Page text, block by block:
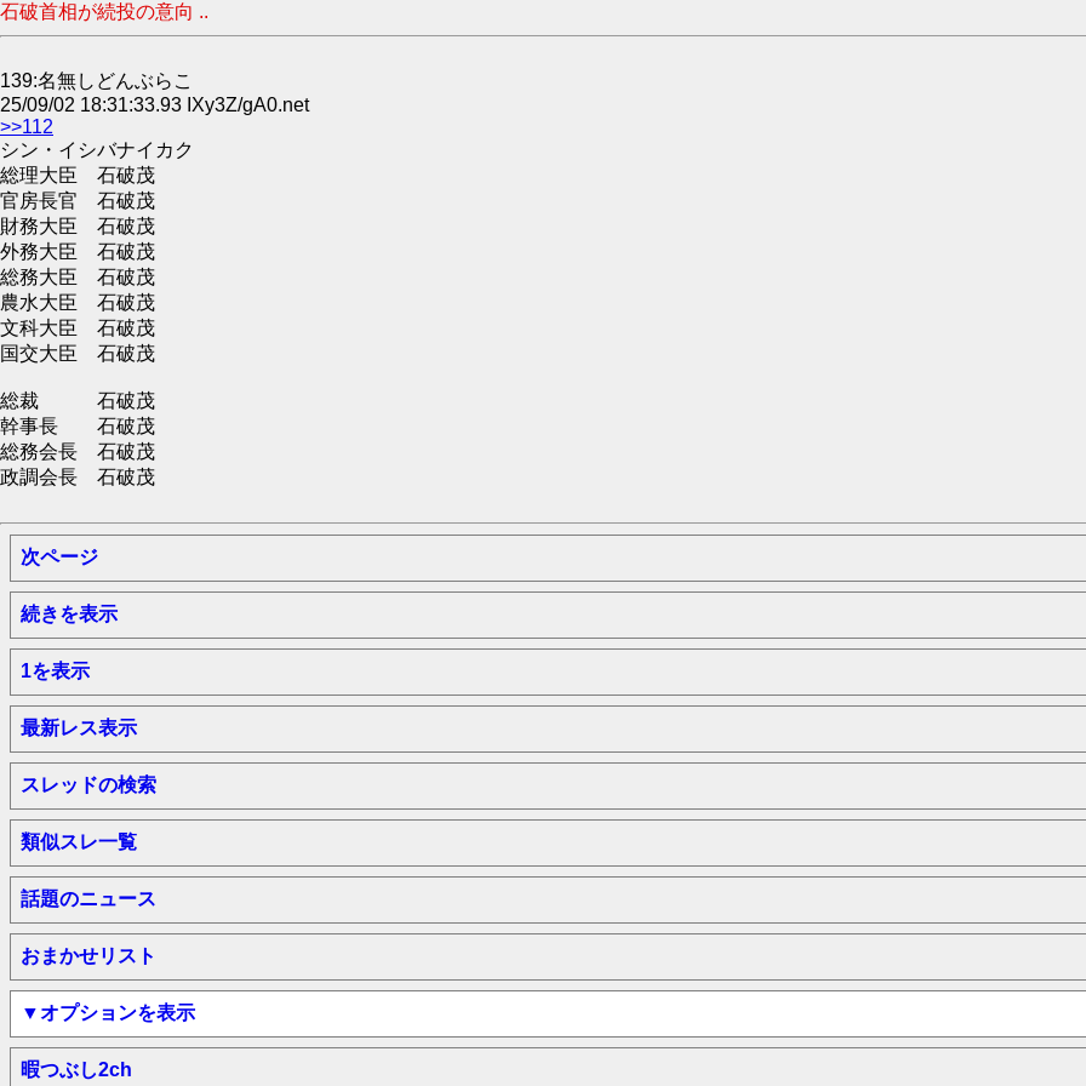
石破首相が続投の意向 ..
139:名無しどんぶらこ
25/09/02 18:31:33.93 IXy3Z/gA0.net
>>112
シン・イシバナイカク
総理大臣 石破茂
官房長官 石破茂
財務大臣 石破茂
外務大臣 石破茂
総務大臣 石破茂
農水大臣 石破茂
文科大臣 石破茂
国交大臣 石破茂
総裁 石破茂
幹事長 石破茂
総務会長 石破茂
政調会長 石破茂
次ページ
続きを表示
1を表示
最新レス表示
スレッドの検索
類似スレ一覧
話題のニュース
おまかせリスト
▼オプションを表示
暇つぶし2ch